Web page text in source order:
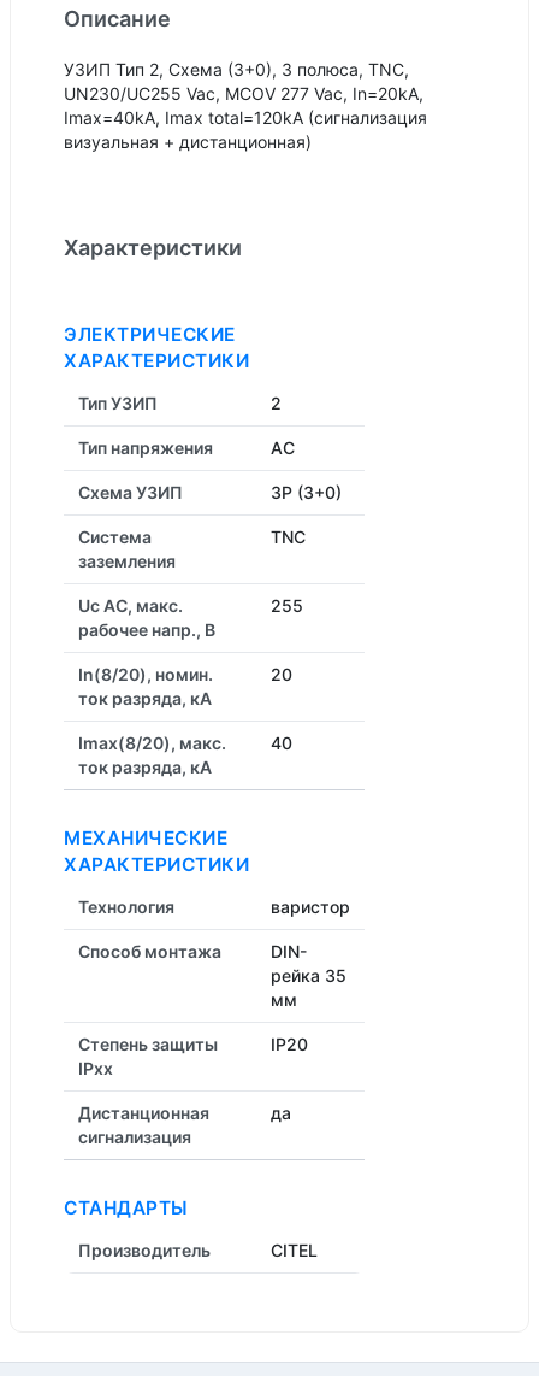
Описание
УЗИП Тип 2, Схема (3+0), 3 полюса, TNC,
UN230/UC255 Vac, MCOV 277 Vac, In=20kA,
Imax=40kA, Imax total=120kA (сигнализация
визуальная + дистанционная)
Характеристики
ЭЛЕКТРИЧЕСКИЕ
ХАРАКТЕРИСТИКИ
Тип УЗИП 2
Тип напряжения AC
Схема УЗИП 3P (3+0)
Система
заземления
TNC
Uc AC, макс.
рабочее напр., В
255
In(8/20), номин.
ток разряда, кА
20
Imax(8/20), макс.
ток разряда, кА
40
МЕХАНИЧЕСКИЕ
ХАРАКТЕРИСТИКИ
Технология варистор
Способ монтажа
DIN-
рейка 35
мм
Степень защиты
IPxx
IP20
Дистанционная
cигнализация
да
СТАНДАРТЫ
Производитель CITEL